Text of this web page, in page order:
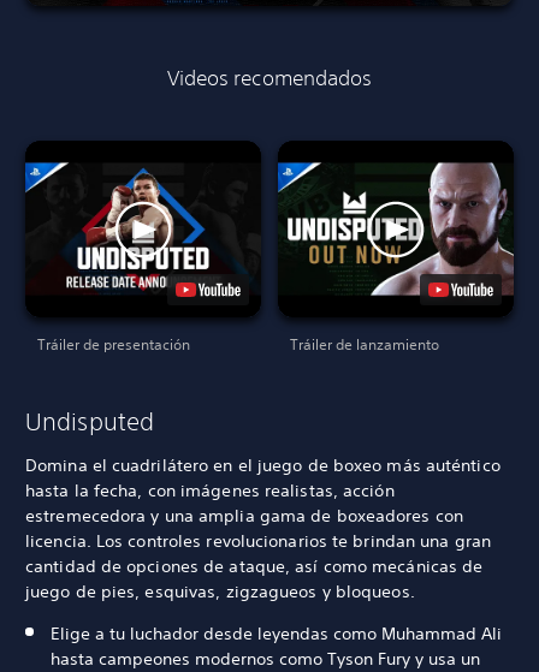
Undisputed
Domina el cuadrilátero en el juego de boxeo más auténtico
hasta la fecha, con imágenes realistas, acción
estremecedora y una amplia gama de boxeadores con
licencia. Los controles revolucionarios te brindan una gran
cantidad de opciones de ataque, así como mecánicas de
juego de pies, esquivas, zigzagueos y bloqueos.
Elige a tu luchador desde leyendas como Muhammad Ali
hasta campeones modernos como Tyson Fury y usa un
Videos recomendados
Tráiler de presentación Tráiler de lanzamiento